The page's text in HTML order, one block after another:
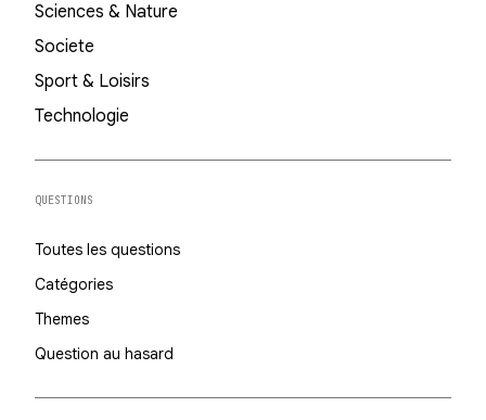
Sciences & Nature
Societe
Sport & Loisirs
Technologie
QUESTIONS
Toutes les questions
Catégories
Themes
Question au hasard